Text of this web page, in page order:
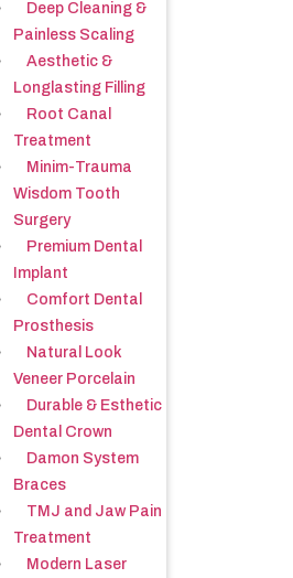
Deep Cleaning &
Painless Scaling
Aesthetic &
Longlasting Filling
Root Canal
Treatment
Minim-Trauma
Wisdom Tooth
Surgery
Premium Dental
Implant
Comfort Dental
Prosthesis
Natural Look
Veneer Porcelain
Durable & Esthetic
Dental Crown
Damon System
Braces
TMJ and Jaw Pain
Treatment
Modern Laser